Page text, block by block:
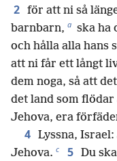
2 för att ni så
barnbarn, a ska ha
och hålla alla hans
att ni får ett långt
dem noga, så att
det land som
Jehova, era
4 Lyssna,
Jehova. c 5 Du